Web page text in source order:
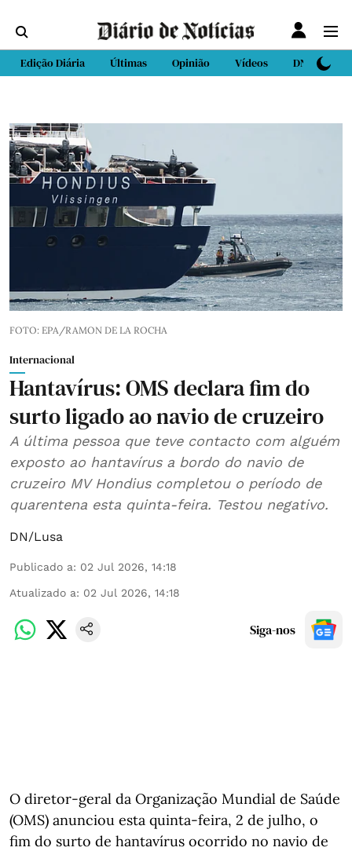
Edição Diária Últimas Opinião Vídeos DN Sport
FOTO: EPA/RAMON DE LA ROCHA
Internacional
Hantavírus: OMS declara fim do
surto ligado ao navio de cruzeiro
A última pessoa que teve contacto com alguém
exposto ao hantavírus a bordo do navio de
cruzeiro MV Hondius completou o período de
quarentena esta quinta-feira. Testou negativo.
DN/Lusa
Publicado a: 02 Jul 2026, 14:18
Atualizado a: 02 Jul 2026, 14:18
Siga-nos
O diretor-geral da Organização Mundial de Saúde
(OMS) anunciou esta quinta-feira, 2 de julho, o
fim do surto de hantavírus ocorrido no navio de